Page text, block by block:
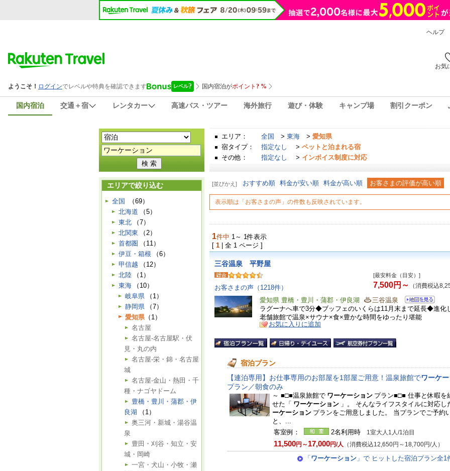
ヘルプ
お気
国内宿泊 交通＋宿 レンタカー 高速バス・ツアー 海外旅行 遊び・体験 キャンプ場 割引クーポン
エリア： 全国 > 東海> 愛知県
宿タイプ：
指定なし > ペットと泊まれる宿
その他：
指定なし > インボイス制度に対応
エリアで絞り込む
全国
（69）
北海道
（5）
東北
（7）
北関東
（2）
首都圏
（11）
伊豆・箱根
（6）
甲信越
（12）
北陸
（1）
東海
（10）
岐阜県
（1）
静岡県
（7）
愛知県（1）
名古屋
名古屋-名古屋駅・伏
見・丸の内
名古屋-栄・錦・名古屋
城
名古屋-金山・熱田・千
種・ナゴヤドーム
豊橋・豊川・蒲郡・伊
良湖
（1）
奥三河・新城・湯谷温
泉
豊田・刈谷・知立・安
城・岡崎
一宮・犬山・小牧・瀬
[並びかえ] おすすめ順 料金が安い順 料金が高い順 お客さまの評価が高い順
表示順は「お客さまの声」の件数も反映されています。
1件中 1～ 1件表示
[ 1 | 全 1 ページ ]
三谷温泉 平野屋
お客さまの声（1218件）
[最安料金（目安）]
7,500円～ （消費税込
愛知県 豊橋・豊川・蒲郡・伊良湖
三谷温泉
ラグーナへ車で3分◆ブッフェのいくらは11月末まで延長◆進化
老舗旅館で温泉×サウナ×食×豊かな時間をゆったり堪能
お気に入りに追加
宿泊プラン
【連泊専用】お仕事専用のお部屋を1部屋ご用意！温泉旅館でワーケ
プラン／朝食のみ
～ ■□■温泉旅館で ワーケーション プラン■□■ 仕事と休暇を
せた「 ワーケーション 」。 そんなライフスタイルに対応し
ーケーション プランをご用意しました。 当プランでご予約
と、...
客室例：
2名利用時 1室大人1人/1泊目
11,500円～ 17,000円/人 （消費税込12,650円～18,700円/人）
「 ワーケーション 」で ヒットした宿泊プラン全1